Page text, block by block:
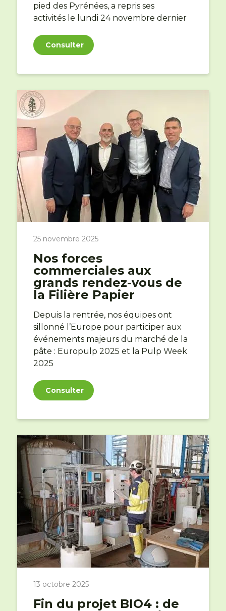
pied des Pyrénées, a repris ses
activités le lundi 24 novembre dernier
Consulter
25 novembre 2025
Nos forces
commerciales aux
grands rendez-vous de
la Filière Papier
Depuis la rentrée, nos équipes ont
sillonné l’Europe pour participer aux
événements majeurs du marché de la
pâte : Europulp 2025 et la Pulp Week
2025
Consulter
13 octobre 2025
Fin du projet BIO4 : de